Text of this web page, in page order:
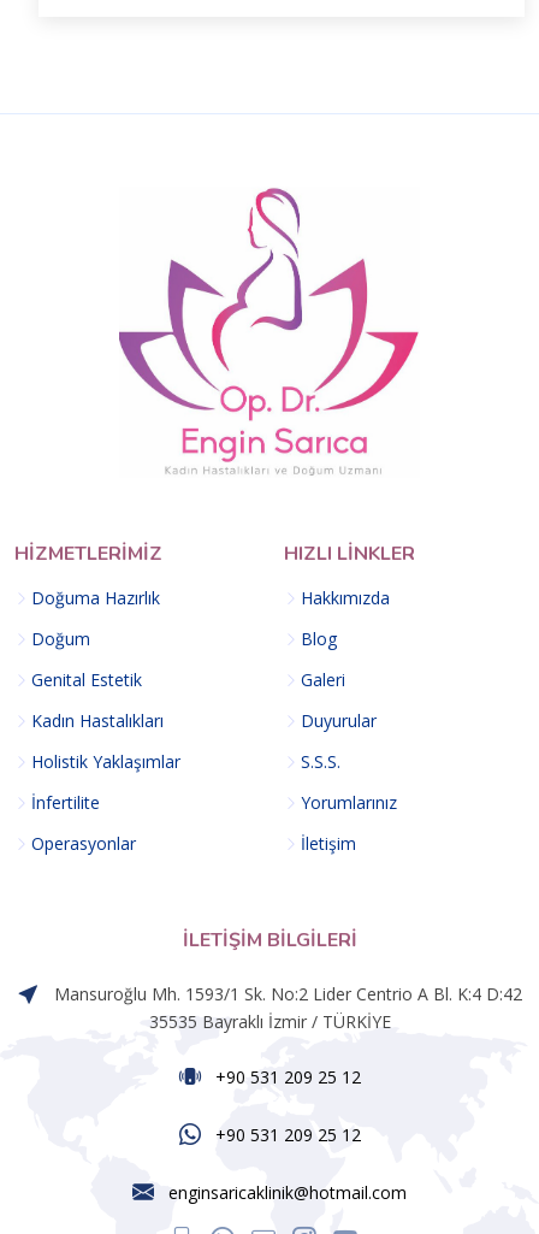
HIZMETLERIMIZ
Doğuma Hazırlık
Doğum
Genital Estetik
Kadın Hastalıkları
Holistik Yaklaşımlar
İnfertilite
Operasyonlar
HIZLI LINKLER
Hakkımızda
Blog
Galeri
Duyurular
S.S.S.
Yorumlarınız
İletişim
İLETIŞIM BILGILERI
Mansuroğlu Mh. 1593/1 Sk. No:2 Lider Centrio A Bl. K:4 D:42
35535 Bayraklı İzmir / TÜRKİYE
+90 531 209 25 12
+90 531 209 25 12
enginsaricaklinik@hotmail.com